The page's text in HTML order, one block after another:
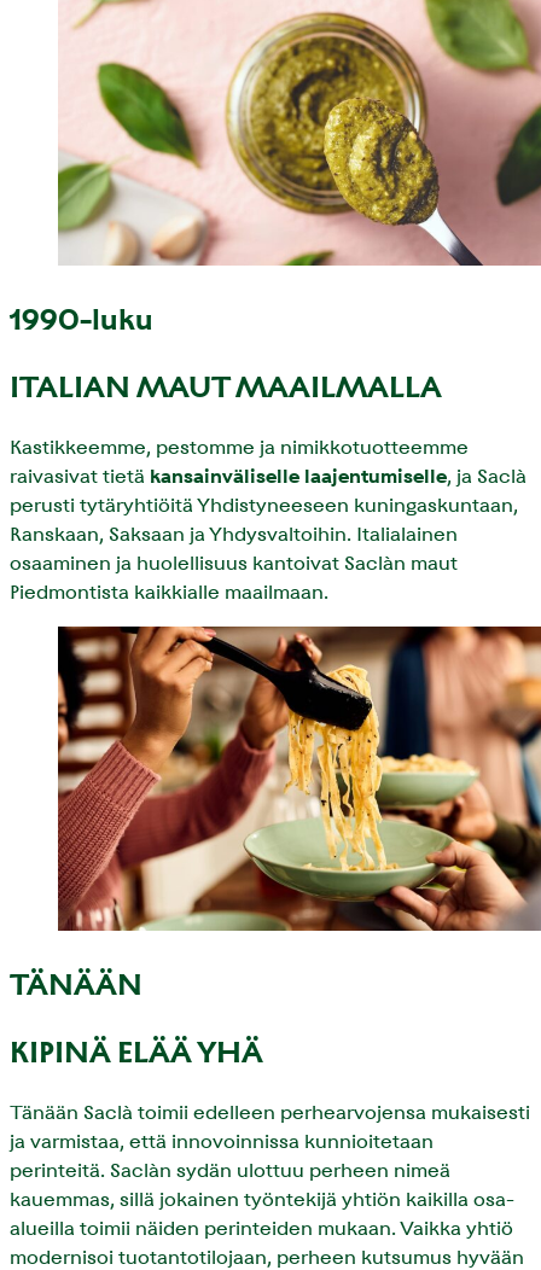
1990-luku
ITALIAN MAUT MAAILMALLA
Kastikkeemme, pestomme ja nimikkotuotteemme
raivasivat tietä kansainväliselle laajentumiselle, ja Saclà
perusti tytäryhtiöitä Yhdistyneeseen kuningaskuntaan,
Ranskaan, Saksaan ja Yhdysvaltoihin. Italialainen
osaaminen ja huolellisuus kantoivat Saclàn maut
Piedmontista kaikkialle maailmaan.
TÄNÄÄN
KIPINÄ ELÄÄ YHÄ
Tänään Saclà toimii edelleen perhearvojensa mukaisesti
ja varmistaa, että innovoinnissa kunnioitetaan
perinteitä. Saclàn sydän ulottuu perheen nimeä
kauemmas, sillä jokainen työntekijä yhtiön kaikilla osa-
alueilla toimii näiden perinteiden mukaan. Vaikka yhtiö
modernisoi tuotantotilojaan, perheen kutsumus hyvään